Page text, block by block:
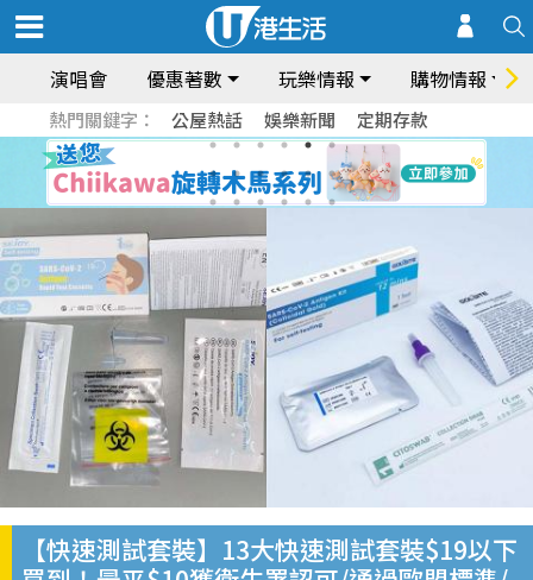
演唱會 優惠著數 玩樂情報 購物情報
熱門關鍵字： 公屋熱話 娛樂新聞 定期存款
【快速測試套裝】13大快速測試套裝$19以下